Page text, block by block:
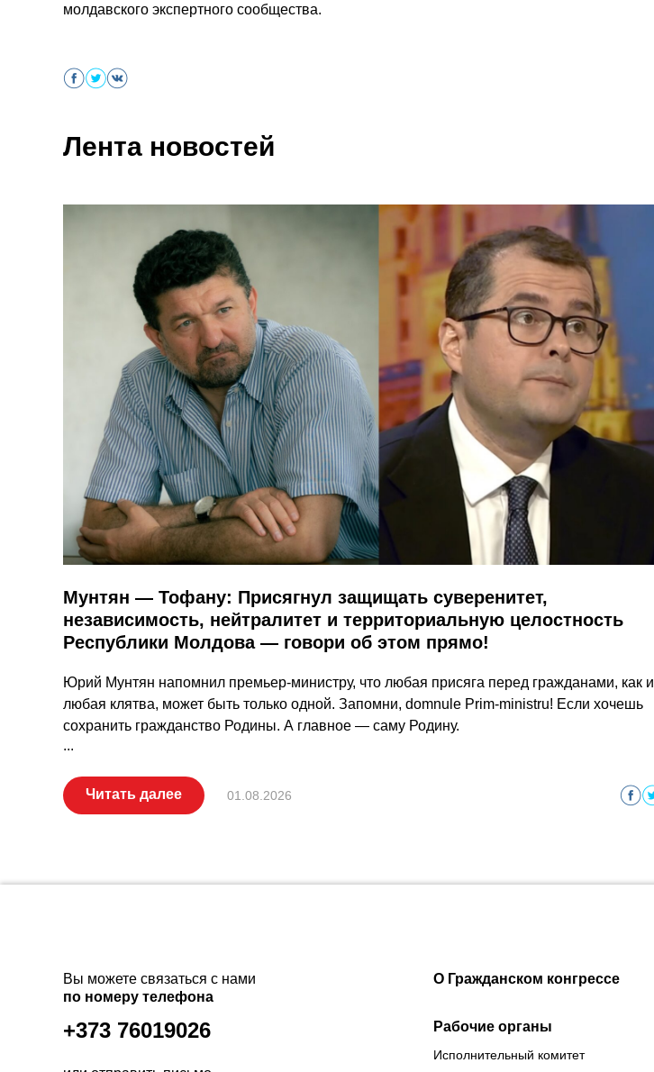
молдавского экспертного сообщества.
Лента новостей
Мунтян — Тофану: Присягнул защищать суверенитет,
независимость, нейтралитет и территориальную целостность
Республики Молдова — говори об этом прямо!
Юрий Мунтян напомнил премьер-министру, что любая присяга перед гражданами, как и
любая клятва, может быть только одной. Запомни, domnule Prim-ministru! Если хочешь
сохранить гражданство Родины. А главное — саму Родину.
...
Читать далее 01.08.2026
Вы можете связаться с нами
по номеру телефона
+373 76019026
О Гражданском конгрессе
Рабочие органы
Исполнительный комитет